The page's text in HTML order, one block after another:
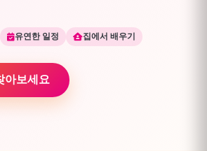
유연한 일정 집에서 배우기
아보세요